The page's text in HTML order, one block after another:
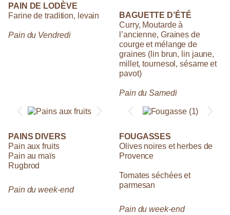
PAIN DE LODÈVE
Farine de tradition, levain
Pain du Vendredi
BAGUETTE D’ÉTÉ
Curry, Moutarde à
l’ancienne, Graines de
courge et mélange de
graines (lin brun, lin jaune,
millet, tournesol, sésame et
pavot)
Pain du Samedi
PAINS DIVERS
Pain aux fruits
Pain au maïs
Rugbrod
Pain du week-end
FOUGASSES
Olives noires et herbes de
Provence
Tomates séchées et
parmesan
Pain du week-end